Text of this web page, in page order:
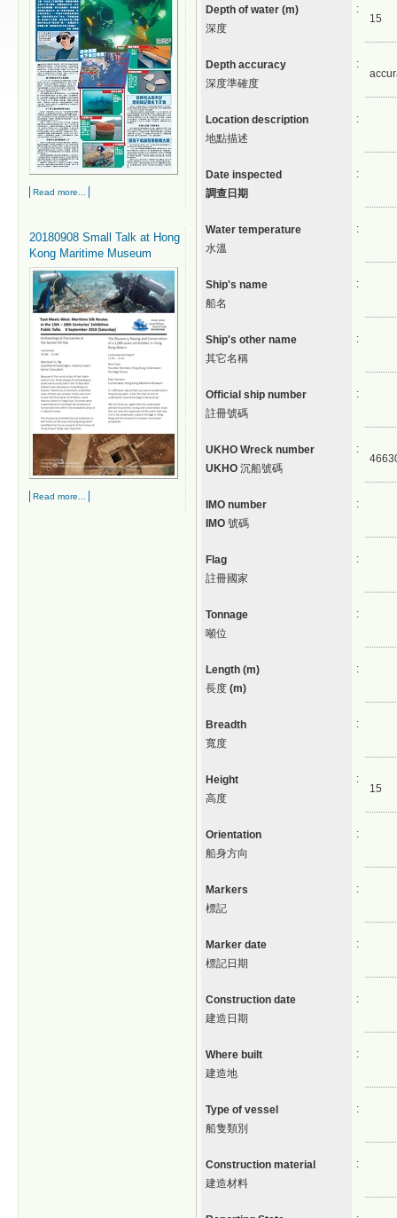
Read more...
20180908 Small Talk at Hong
Kong Maritime Museum
Read more...
Depth of water (m)
深度
:
15
Depth accuracy
深度準確度
:
Location description
地點描述
:
Date inspected
調查日期
:
Water temperature
水溫
:
Ship's name
船名
:
Ship's other name
其它名稱
:
Official ship number
註冊號碼
:
UKHO Wreck number
UKHO 沉船號碼
:
IMO number
IMO 號碼
:
Flag
註冊國家
:
Tonnage
噸位
:
Length (m)
長度 (m)
:
Breadth
寬度
:
Height
高度
:
15
Orientation
船身方向
:
Markers
標記
:
Marker date
標記日期
:
Construction date
建造日期
:
Where built
建造地
:
Type of vessel
船隻類別
:
Construction material
建造材料
: